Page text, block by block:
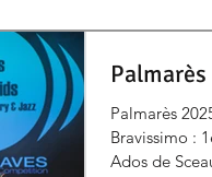
Palmarès
Bravissimo :
Ados de